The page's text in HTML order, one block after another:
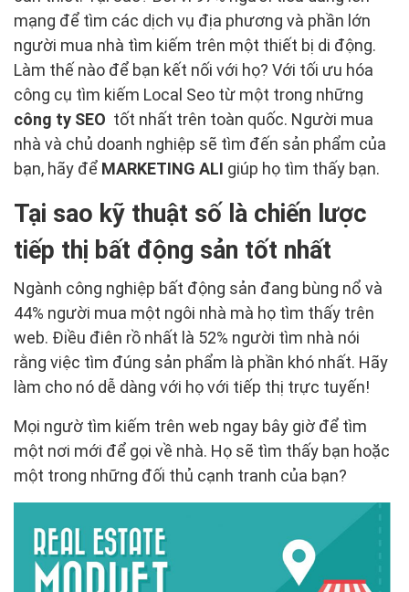
mạng để tìm các dịch vụ địa phương và phần lớn
người mua nhà tìm kiếm trên một thiết bị di động.
Làm thế nào để bạn kết nối với họ? Với tối ưu hóa
công cụ tìm kiếm Local Seo từ một trong những
công ty SEO tốt nhất trên toàn quốc. Người mua
nhà và chủ doanh nghiệp sẽ tìm đến sản phẩm của
bạn, hãy để MARKETING ALI giúp họ tìm thấy bạn.
Tại sao kỹ thuật số là chiến lược
tiếp thị bất động sản tốt nhất
Ngành công nghiệp bất động sản đang bùng nổ và
44% người mua một ngôi nhà mà họ tìm thấy trên
web. Điều điên rồ nhất là 52% người tìm nhà nói
rằng việc tìm đúng sản phẩm là phần khó nhất. Hãy
làm cho nó dễ dàng với họ với tiếp thị trực tuyến!
Mọi ngườ tìm kiếm trên web ngay bây giờ để tìm
một nơi mới để gọi về nhà. Họ sẽ tìm thấy bạn hoặc
một trong những đối thủ cạnh tranh của bạn?